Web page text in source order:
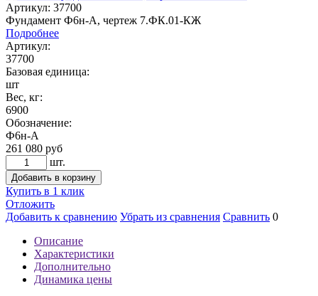
Артикул: 37700
Фундамент Ф6н-А, чертеж 7.ФК.01-КЖ
Подробнее
Артикул:
37700
Базовая единица:
шт
Вес, кг:
6900
Обозначение:
Ф6н-А
261 080 руб
шт.
Добавить в корзину
Купить в 1 клик
Отложить
Добавить к сравнению Убрать из сравнения Сравнить 0
Описание
Характеристики
Дополнительно
Динамика цены